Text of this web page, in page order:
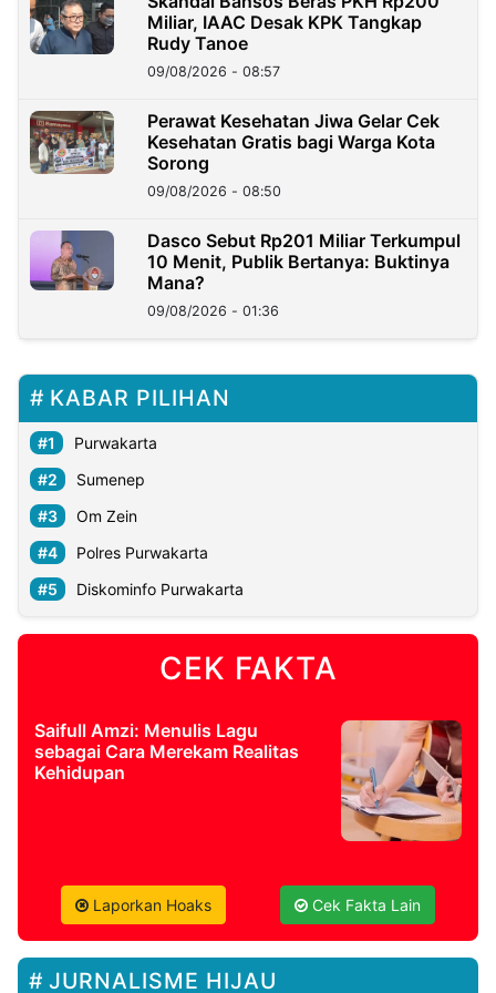
Miliar, IAAC Desak KPK Tangkap
Rudy Tanoe
09/08/2026 - 08:57
Perawat Kesehatan Jiwa Gelar Cek
Kesehatan Gratis bagi Warga Kota
Sorong
09/08/2026 - 08:50
Dasco Sebut Rp201 Miliar Terkumpul
10 Menit, Publik Bertanya: Buktinya
Mana?
09/08/2026 - 01:36
KABAR PILIHAN
Purwakarta
Sumenep
Om Zein
Polres Purwakarta
Diskominfo Purwakarta
CEK FAKTA
Saifull Amzi: Menulis Lagu
sebagai Cara Merekam Realitas
Kehidupan
Laporkan Hoaks Cek Fakta Lain
JURNALISME HIJAU